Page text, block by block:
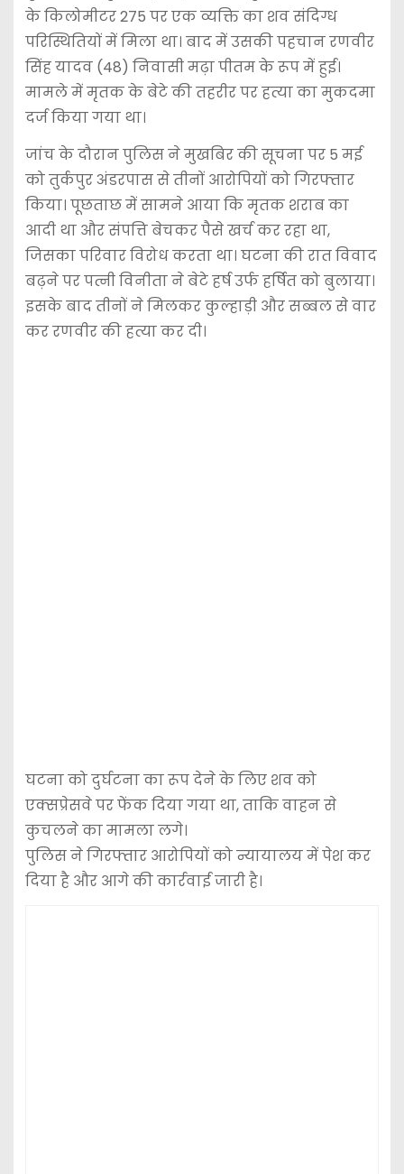
के किलोमीटर 275 पर एक व्यक्ति का शव संदिग्ध
परिस्थितियों में मिला था। बाद में उसकी पहचान रणवीर
सिंह यादव (48) निवासी मढ़ा पीतम के रूप में हुई।
मामले में मृतक के बेटे की तहरीर पर हत्या का मुकदमा
दर्ज किया गया था।
जांच के दौरान पुलिस ने मुखबिर की सूचना पर 5 मई
को तुर्कपुर अंडरपास से तीनों आरोपियों को गिरफ्तार
किया। पूछताछ में सामने आया कि मृतक शराब का
आदी था और संपत्ति बेचकर पैसे खर्च कर रहा था,
जिसका परिवार विरोध करता था। घटना की रात विवाद
बढ़ने पर पत्नी विनीता ने बेटे हर्ष उर्फ हर्षित को बुलाया।
इसके बाद तीनों ने मिलकर कुल्हाड़ी और सब्बल से वार
कर रणवीर की हत्या कर दी।
घटना को दुर्घटना का रूप देने के लिए शव को
एक्सप्रेसवे पर फेंक दिया गया था, ताकि वाहन से
कुचलने का मामला लगे।
पुलिस ने गिरफ्तार आरोपियों को न्यायालय में पेश कर
दिया है और आगे की कार्रवाई जारी है।